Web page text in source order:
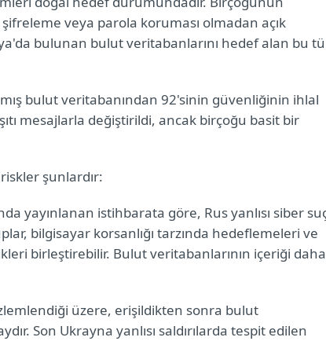
veya parola koruması olmadan açık
bulunan bulut veritabanlarını hedef alan bu
bulut veritabanından 92'sinin güvenliğinin ihlal
mesajlarla değiştirildi, ancak birçoğu basit bir
riskler şunlardır:
yayınlanan istihbarata göre, Rus yanlısı siber
bilgisayar korsanlığı tarzında hedeflemeleri ve
birleştirebilir. Bulut veritabanlarının içeriği daha
üzere, erişildikten sonra bulut
Son Ukrayna yanlısı saldırılarda tespit edilen